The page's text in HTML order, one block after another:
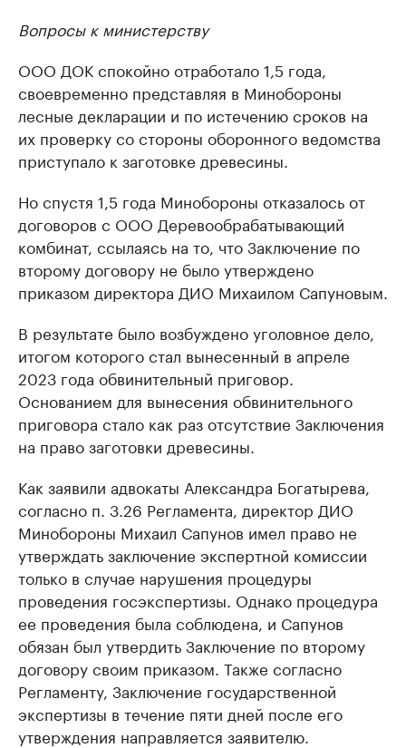
Вопросы к министерству
ООО ДОК спокойно отработало 1,5 года,
своевременно представляя в Минобороны
лесные декларации и по истечению сроков на
их проверку со стороны оборонного ведомства
приступало к заготовке древесины.
Но спустя 1,5 года Минобороны отказалось от
договоров с ООО Деревообрабатывающий
комбинат, ссылаясь на то, что Заключение по
второму договору не было утверждено
приказом директора ДИО Михаилом Сапуновым.
В результате было возбуждено уголовное дело,
итогом которого стал вынесенный в апреле
2023 года обвинительный приговор.
Основанием для вынесения обвинительного
приговора стало как раз отсутствие Заключения
на право заготовки древесины.
Как заявили адвокаты Александра Богатырева,
согласно п. 3.26 Регламента, директор ДИО
Минобороны Михаил Сапунов имел право не
утверждать заключение экспертной комиссии
только в случае нарушения процедуры
проведения госэкспертизы. Однако процедура
ее проведения была соблюдена, и Сапунов
обязан был утвердить Заключение по второму
договору своим приказом. Также согласно
Регламенту, Заключение государственной
экспертизы в течение пяти дней после его
утверждения направляется заявителю.